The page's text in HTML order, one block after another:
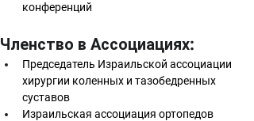
конференций
Членство в Ассоциациях:
Председатель Израильской ассоциации
хирургии коленных и тазобедренных
суставов
Израильская ассоциация ортопедов